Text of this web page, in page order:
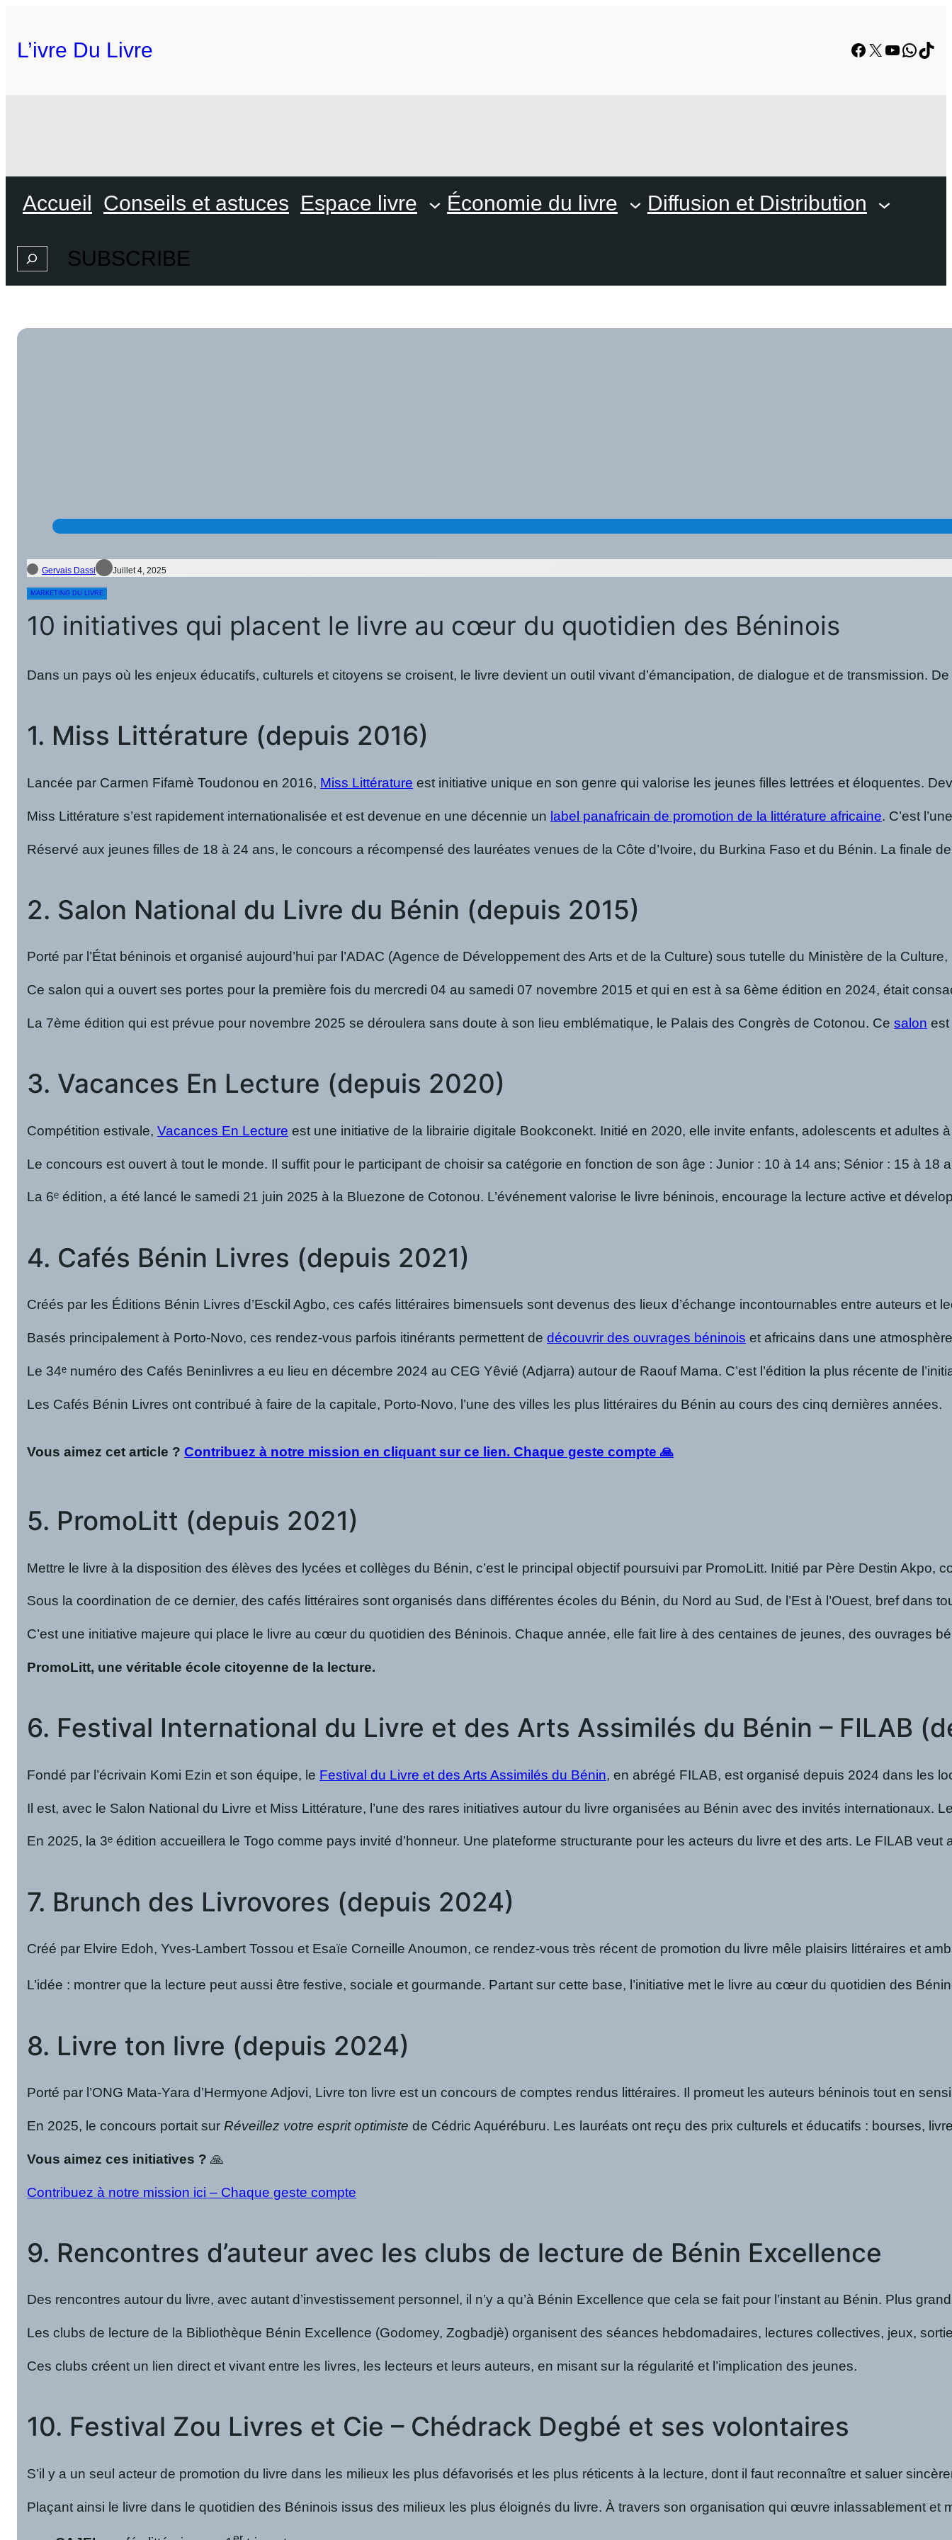
L’ivre Du Livre Facebook
X YouTube
Accueil Conseils et astuces Espace livre Économie du livre Diffusion et Distribution
SearchSUBSCRIBE
Gervais Dassi Juillet 4, 2025
MARKETING DU LIVRE
10 initiatives qui placent le livre au cœur du quotidien des Béninois
Dans un pays où les enjeux éducatifs, culturels et citoyens se croisent, le livre devient un outil vivant d’émancipation, de dialogue et de
1. Miss Littérature (depuis 2016)
Lancée par Carmen Fifamè Toudonou en 2016, Miss Littérature est initiative unique en son genre qui valorise les jeunes filles lettrées et éloquentes.
Miss Littérature s’est rapidement internationalisée et est devenue en une décennie un label panafricain de promotion de la littérature africaine. C’est
Réservé aux jeunes filles de 18 à 24 ans, le concours a récompensé des lauréates venues de la Côte d’Ivoire, du Burkina Faso et du Bénin. La
2. Salon National du Livre du Bénin (depuis 2015)
Porté par l’État béninois et organisé aujourd’hui par l’ADAC (Agence de Développement des Arts et de la Culture) sous tutelle du Ministère de la
Ce salon qui a ouvert ses portes pour la première fois du mercredi 04 au samedi 07 novembre 2015 et qui en est à sa 6ème édition en 2024, était
La 7ème édition qui est prévue pour novembre 2025 se déroulera sans doute à son lieu emblématique, le Palais des Congrès de Cotonou. Cesalon est
3. Vacances En Lecture (depuis 2020)
Compétition estivale,Vacances En Lecture est une initiative de la librairie digitale Bookconekt. Initié en 2020, elle invite enfants, adolescents et
Le concours est ouvert à tout le monde. Il suffit pour le participant de choisir sa catégorie en fonction de son âge : Junior : 10 à 14 ans; Sénior : 15 à 18
La 6ᵉ édition, a été lancé le samedi 21 juin 2025 à la Bluezone de Cotonou. L’événement valorise le livre béninois, encourage la lecture active et
4. Cafés Bénin Livres (depuis 2021)
Créés par les Éditions Bénin Livres d’Esckil Agbo, ces cafés littéraires bimensuels sont devenus des lieux d’échange incontournables entre auteurs
Basés principalement à Porto-Novo, ces rendez-vous parfois itinérants permettent dedécouvrir des ouvrages béninois et africains dans une
Le 34ᵉ numéro des Cafés Beninlivres a eu lieu en décembre 2024 au CEG Yêvié (Adjarra) autour de Raouf Mama. C’est l’édition la plus récente de
Les Cafés Bénin Livres ont contribué à faire de la capitale, Porto-Novo, l’une des villes les plus littéraires du Bénin au cours des cinq dernières années.
Vous aimez cet article ?Contribuez à notre mission en cliquant sur ce lien. Chaque geste compte 🙏
5. PromoLitt (depuis 2021)
Mettre le livre à la disposition des élèves des lycées et collèges du Bénin, c’est le principal objectif poursuivi par PromoLitt. Initié par Père Destin Akpo,
Sous la coordination de ce dernier, des cafés littéraires sont organisés dans différentes écoles du Bénin, du Nord au Sud, de l’Est à l’Ouest, bref
C’est une initiative majeure qui place le livre au cœur du quotidien des Béninois. Chaque année, elle fait lire à des centaines de jeunes, des ouvrages
PromoLitt, une véritable école citoyenne de la lecture.
6. Festival International du Livre et des Arts Assimilés du Bénin – FILAB
Fondé par l’écrivain Komi Ezin et son équipe, le Festival du Livre et des Arts Assimilés du Bénin, en abrégé FILAB, est organisé depuis 2024 dans les
Il est, avec le Salon National du Livre et Miss Littérature, l’une des rares initiatives autour du livre organisées au Bénin avec des invités
En 2025, la 3ᵉ édition accueillera le Togo comme pays invité d’honneur. Une plateforme structurante pour les acteurs du livre et des arts. Le FILAB
7. Brunch des Livrovores (depuis 2024)
Créé par Elvire Edoh, Yves-Lambert Tossou et Esaïe Corneille Anoumon, ce rendez-vous très récent de promotion du livre mêle plaisirs littéraires et
L’idée : montrer que la lecture peut aussi être festive, sociale et gourmande. Partant sur cette base, l’initiative met le livre au cœur du quotidien des
8. Livre ton livre (depuis 2024)
Porté par l’ONG Mata-Yara d’Hermyone Adjovi, Livre ton livre est un concours de comptes rendus littéraires. Il promeut les auteurs béninois tout en
En 2025, le concours portait sur Réveillez votre esprit optimiste de Cédric Aquéréburu. Les lauréats ont reçu des prix culturels et éducatifs : bourses,
Vous aimez ces initiatives ? 🙏
Contribuez à notre mission ici – Chaque geste compte
9. Rencontres d’auteur avec les clubs de lecture de Bénin Excellence
Des rencontres autour du livre, avec autant d’investissement personnel, il n’y a qu’à Bénin Excellence que cela se fait pour l’instant au Bénin. Plus
Les clubs de lecture de la Bibliothèque Bénin Excellence (Godomey, Zogbadjè) organisent des séances hebdomadaires, lectures collectives, jeux,
Ces clubs créent un lien direct et vivant entre les livres, les lecteurs et leurs auteurs, en misant sur la régularité et l’implication des jeunes.
10. Festival Zou Livres et Cie – Chédrack Degbé et ses volontaires
S’il y a un seul acteur de promotion du livre dans les milieux les plus défavorisés et les plus réticents à la lecture, dont il faut reconnaître et saluer
Plaçant ainsi le livre dans le quotidien des Béninois issus des milieux les plus éloignés du livre. À travers son organisation qui œuvre inlassablement et